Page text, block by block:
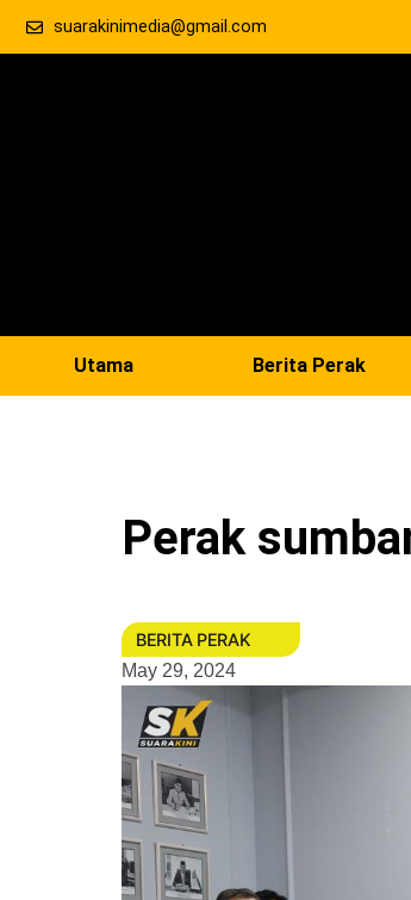
suarakinimedia@gmail.com
Utama Berita Perak
Perak
BERITA PERAK
May 29, 2024